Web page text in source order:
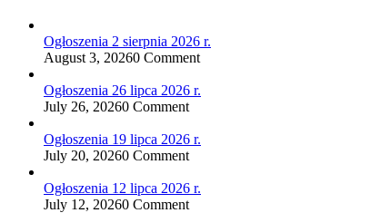
Ogłoszenia 2 sierpnia 2026 r.
August 3, 20260 Comment
Ogłoszenia 26 lipca 2026 r.
July 26, 20260 Comment
Ogłoszenia 19 lipca 2026 r.
July 20, 20260 Comment
Ogłoszenia 12 lipca 2026 r.
July 12, 20260 Comment